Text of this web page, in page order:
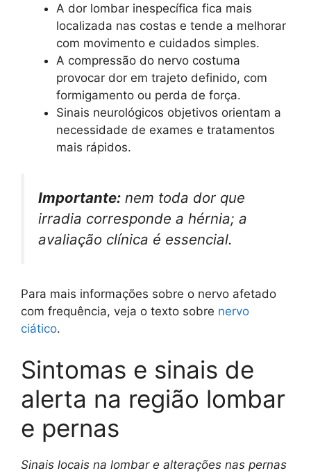
A dor lombar inespecífica fica mais
localizada nas costas e tende a melhorar
com movimento e cuidados simples.
A compressão do nervo costuma
provocar dor em trajeto definido, com
formigamento ou perda de força.
Sinais neurológicos objetivos orientam a
necessidade de exames e tratamentos
mais rápidos.
Importante: nem toda dor que
irradia corresponde a hérnia; a
avaliação clínica é essencial.
Para mais informações sobre o nervo afetado
com frequência, veja o texto sobre nervo
ciático.
Sintomas e sinais de
alerta na região lombar
e pernas
Sinais locais na lombar e alterações nas pernas